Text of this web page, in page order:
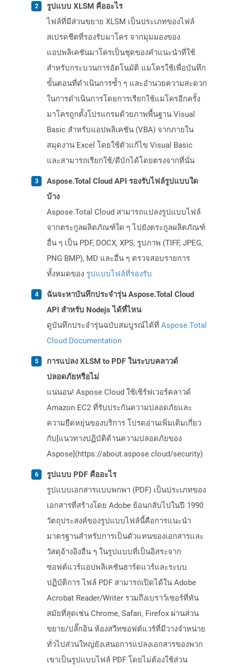
รูปแบบ XLSM คืออะไร
ไฟล์ที่มีส่วนขยาย XLSM เป็นประเภทของไฟล์
สเปรดชีตที่รองรับมาโคร จากมุมมองของ
แอปพลิเคชันมาโครเป็นชุดของคำแนะนำที่ใช้
สำหรับกระบวนการอัตโนมัติ แมโครใช้เพื่อบันทึก
ขั้นตอนที่ดำเนินการซ้ำ ๆ และอำนวยความสะดวก
ในการดำเนินการโดยการเรียกใช้แมโครอีกครั้ง
มาโครถูกตั้งโปรแกรมด้วยภาพพื้นฐาน Visual
Basic สำหรับแอปพลิเคชัน (VBA) จากภายใน
สมุดงาน Excel โดยใช้ตัวแก้ไข Visual Basic
และสามารถเรียกใช้/ดีบักได้โดยตรงจากที่นั่น
Aspose.Total Cloud API รองรับไฟล์รูปแบบใด
บ้าง
Aspose.Total Cloud สามารถแปลงรูปแบบไฟล์
จากตระกูลผลิตภัณฑ์ใด ๆ ไปยังตระกูลผลิตภัณฑ์
อื่น ๆ เป็น PDF, DOCX, XPS, รูปภาพ (TIFF, JPEG,
PNG BMP), MD และอื่น ๆ ตรวจสอบรายการ
ทั้งหมดของ รูปแบบไฟล์ที่รองรับ
ฉันจะหาบันทึกประจำรุ่น Aspose.Total Cloud
API สำหรับ Nodejs ได้ที่ไหน
ดูบันทึกประจำรุ่นฉบับสมบูรณ์ได้ที่ Aspose.Total
Cloud Documentation
การแปลง XLSM to PDF ในระบบคลาวด์
ปลอดภัยหรือไม่
แน่นอน! Aspose Cloud ใช้เซิร์ฟเวอร์คลาวด์
Amazon EC2 ที่รับประกันความปลอดภัยและ
ความยืดหยุ่นของบริการ โปรดอ่านเพิ่มเติมเกี่ยว
กับ[แนวทางปฏิบัติด้านความปลอดภัยของ
Aspose](https://about.aspose.cloud/security)
รูปแบบ PDF คืออะไร
รูปแบบเอกสารแบบพกพา (PDF) เป็นประเภทของ
เอกสารที่สร้างโดย Adobe ย้อนกลับไปในปี 1990
วัตถุประสงค์ของรูปแบบไฟล์นี้คือการแนะนำ
มาตรฐานสำหรับการเป็นตัวแทนของเอกสารและ
วัสดุอ้างอิงอื่น ๆ ในรูปแบบที่เป็นอิสระจาก
ซอฟต์แวร์แอปพลิเคชันฮาร์ดแวร์และระบบ
ปฏิบัติการ ไฟล์ PDF สามารถเปิดได้ใน Adobe
Acrobat Reader/Writer รวมถึงเบราว์เซอร์ที่ทัน
สมัยที่สุดเช่น Chrome, Safari, Firefox ผ่านส่วน
ขยาย/ปลั๊กอิน ห้องสวีทซอฟต์แวร์ที่มีวางจำหน่าย
ทั่วไปส่วนใหญ่ยังเสนอการแปลงเอกสารของพวก
เขาเป็นรูปแบบไฟล์ PDF โดยไม่ต้องใช้ส่วน